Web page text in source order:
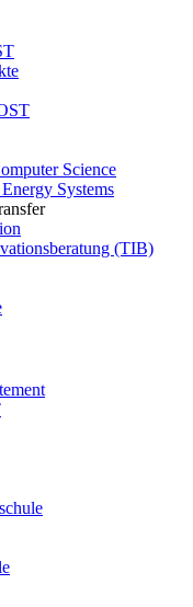
Science
Systems
(TIB)